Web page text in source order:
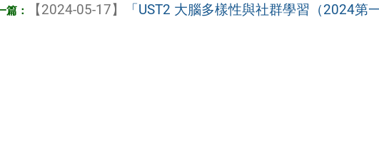
【2024-05-17】
「UST2 大腦多樣性與社群學習（2024第